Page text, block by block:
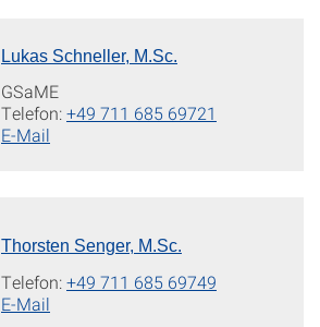
Lukas Schneller, M.Sc.
GSaME
Telefon:+49 711 685 69721
E-Mail
Thorsten Senger, M.Sc.
Telefon:+49 711 685 69749
E-Mail